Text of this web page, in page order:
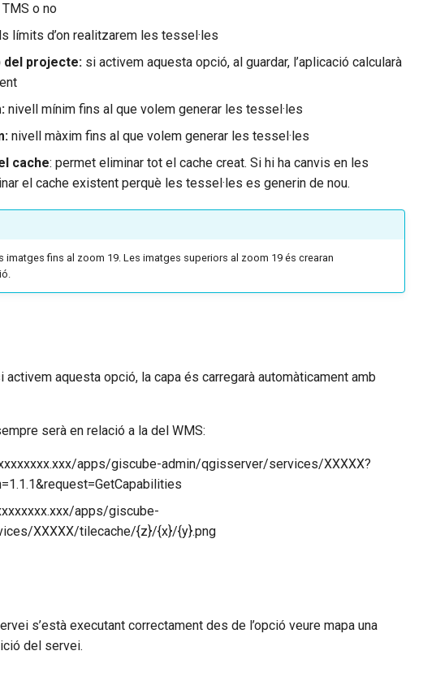
o no
límits d’on realitzarem les tessel·les
del projecte: si activem aquesta opció, al guardar, l’aplicació calcularà
nivell mínim fins al que volem generar les tessel·les
nivell màxim fins al que volem generar les tessel·les
cache: permet eliminar tot el cache creat. Si hi ha canvis en les
el cache existent perquè les tessel·les es generin de nou.
imatges fins al zoom 19. Les imatges superiors al zoom 19 és crearan
activem aquesta opció, la capa és carregarà automàticament amb
serà en relació a la del WMS:
apps/giscube-admin/qgisserver/services/XXXXX?
apps/giscube-
XXXXX/tilecache/{z}/{x}/{y}.png
s’està executant correctament des de l’opció veure mapa una
del servei.